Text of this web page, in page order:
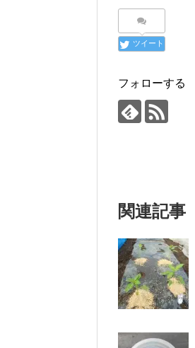
ツイート
フォローする
関連記事